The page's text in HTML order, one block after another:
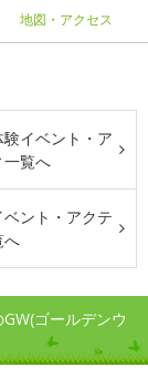
地図・アクセス
験イベント・ア
一覧へ
ント・アクテ
へ
ゴールデンウ